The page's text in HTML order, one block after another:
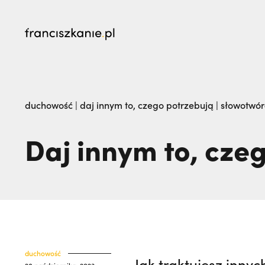
Kalwaria Pacławska zaprasza na Wielki
duchowość | daj innym to, czego potrzebują |
Daj innym to,
duchowość